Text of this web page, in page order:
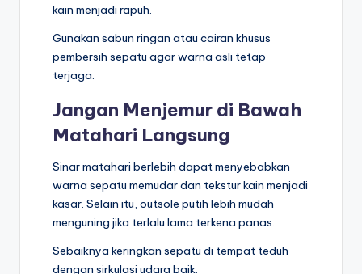
kain menjadi rapuh.
Gunakan sabun ringan atau cairan khusus
pembersih sepatu agar warna asli tetap
terjaga.
Jangan Menjemur di Bawah
Matahari Langsung
Sinar matahari berlebih dapat menyebabkan
warna sepatu memudar dan tekstur kain menjadi
kasar. Selain itu, outsole putih lebih mudah
menguning jika terlalu lama terkena panas.
Sebaiknya keringkan sepatu di tempat teduh
dengan sirkulasi udara baik.